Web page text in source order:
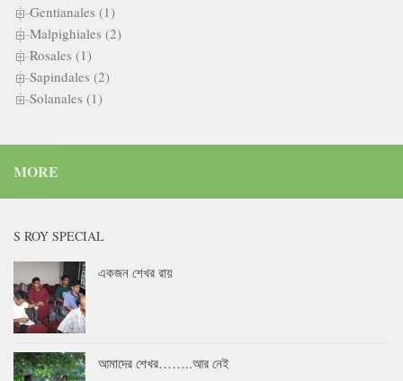
Gentianales (1)
Malpighiales (2)
Rosales (1)
Sapindales (2)
Solanales (1)
MORE
S ROY SPECIAL
একজন শেখর রায়
আমাদের শেখর……..আর নেই